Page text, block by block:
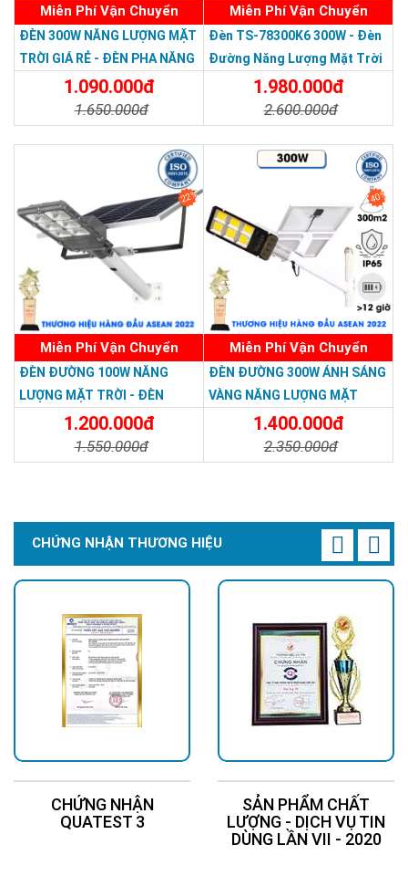
Thương hiệu dẫn đầu Việt Nam 2023
Miễn Phí Vận Chuyển
ĐÈN 300W NĂNG LƯỢNG MẶT
TRỜI GIÁ RẺ - ĐÈN PHA NĂNG
LƯỢNG MẶT TRỜI 300W MẪU
1.090.000đ
1.650.000đ
Miễn Phí Vận Chuyển
Đèn TS-78300K6 300W - Đèn
Đường Năng Lượng Mặt Trời
300W TS-78300K6 - Solar
Light 300W
1.980.000đ
2.600.000đ
22%
Miễn Phí Vận Chuyển
ĐÈN ĐƯỜNG 100W NĂNG
LƯỢNG MẶT TRỜI - ĐÈN
ĐƯỜNG NĂNG LƯỢNG MẶT
TRỜI 100W GIÁ RẺ - Solar
Light 100W
1.200.000đ
1.550.000đ
40%
Miễn Phí Vận Chuyển
ĐÈN ĐƯỜNG 300W ÁNH SÁNG
VÀNG NĂNG LƯỢNG MẶT
TRỜI - Solar Light 300W
1.400.000đ
2.350.000đ
CHỨNG NHẬN THƯƠNG HIỆU
CHỨNG NHẬN
QUATEST 3
SẢN PHẨM CHẤT
LƯỢNG - DỊCH VỤ TIN
DÙNG LẦN VII - 2020